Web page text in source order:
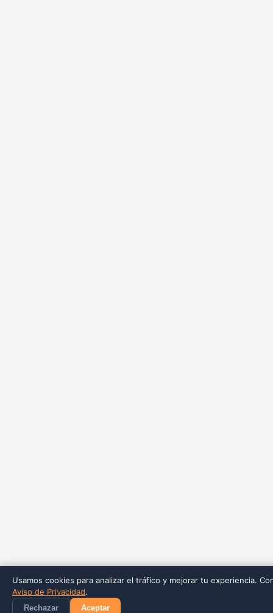
Usamos cookies para analizar el tráfico y mejorar tu experiencia.
Aviso de Privacidad.
Rechazar Aceptar